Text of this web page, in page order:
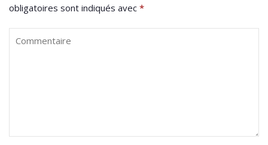
obligatoires sont indiqués avec *